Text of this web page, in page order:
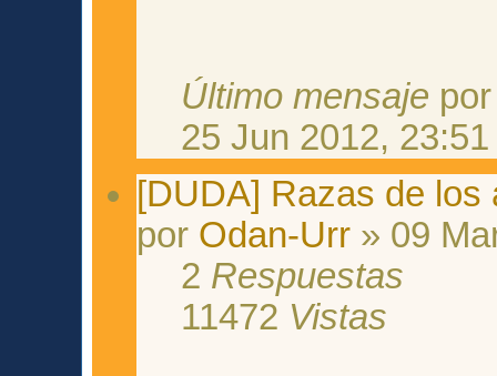
Último mensaje
25 Jun 2012, 23:51
[DUDA] Razas de los
por Odan-Urr » 09
2 Respuestas
11472 Vistas